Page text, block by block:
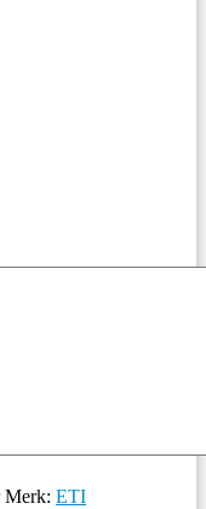
Merk: ETI